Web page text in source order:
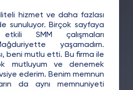
hizmet ve daha fazlası
sunuluyor. Birçok sayfaya
SMM çalışmaları
yaşamadım.
beni mutlu etti. Bu firma ile
mutluyum ve denemek
ederim. Benim memnun
da aynı memnuniyeti